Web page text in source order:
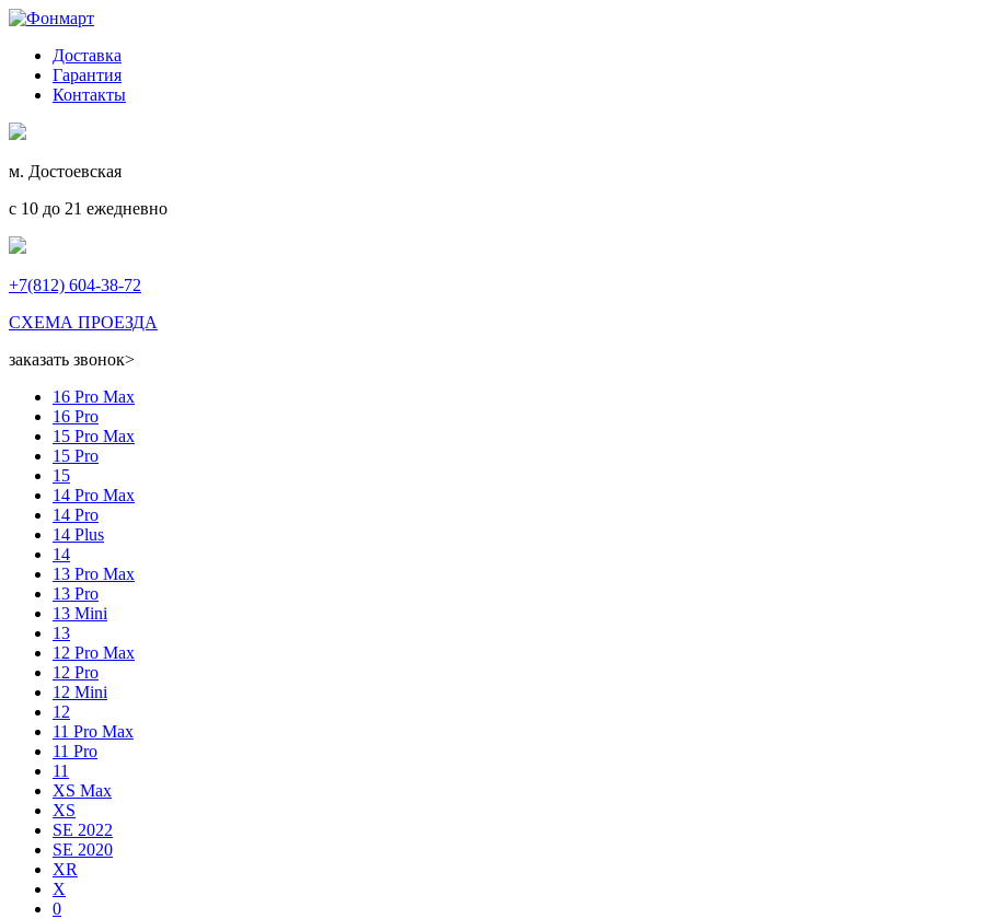
Доставка
Гарантия
Контакты
м. Достоевская
с 10 до 21 ежедневно
+7(812) 604-38-72
СХЕМА ПРОЕЗДА
заказать звонок>
16 Pro Max
16 Pro
15 Pro Max
15 Pro
15
14 Pro Max
14 Pro
14 Plus
14
13 Pro Max
13 Pro
13 Mini
13
12 Pro Max
12 Pro
12 Mini
12
11 Pro Max
11 Pro
11
XS Max
XS
SE 2022
SE 2020
XR
X
Shopping
0Items